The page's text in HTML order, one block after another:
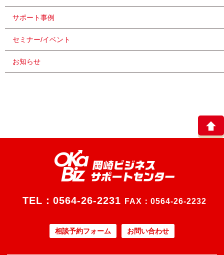
サポート事例
セミナー/イベント
お知らせ
TEL： 0564-26-2231 FAX：0564-26-2232
相談予約フォーム お問い合わせ